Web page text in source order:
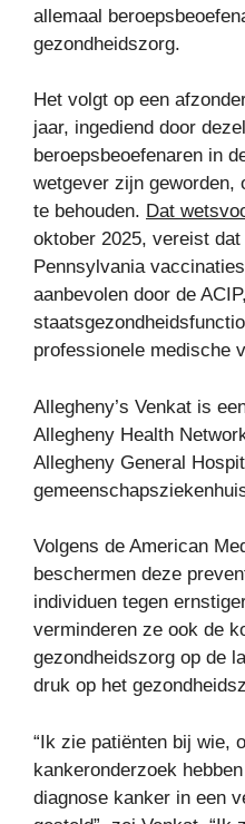
allemaal
gezondheidszorg.
Het volgt op een
jaar, ingediend door
beroepsbeoefenaren in
wetgever zijn geworden,
te behouden. Dat
oktober 2025, vereist
Pennsylvania
aanbevolen door de ACIP,
professionele medische
Allegheny’s Venkat is
Allegheny Health
Allegheny General
Volgens de American
beschermen deze
individuen tegen
verminderen ze ook de
gezondheidszorg op de
druk op het
“Ik zie patiënten bij wie,
kankeronderzoek
diagnose kanker in een